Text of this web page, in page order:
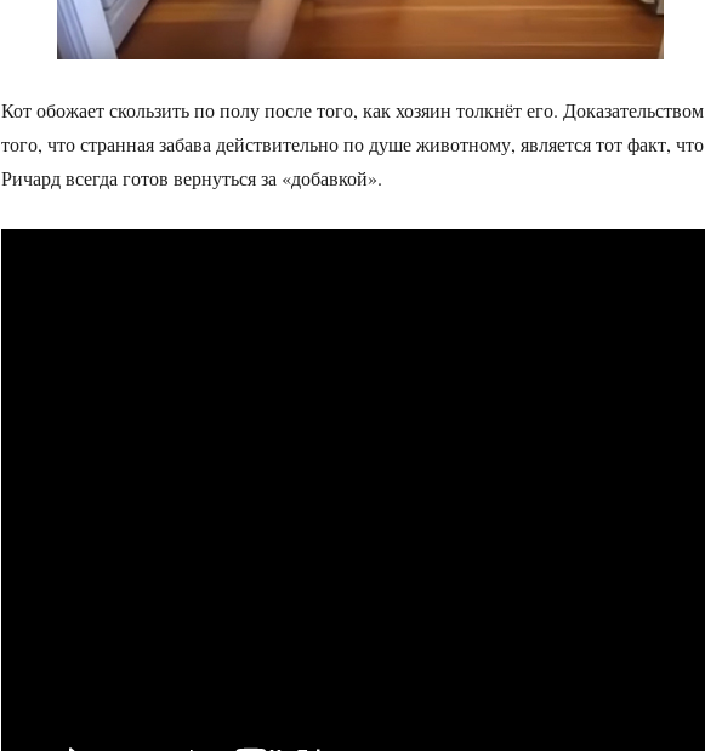
Кот обожает скользить по полу после того, как хозяин толкнёт его. Доказательством
того, что странная забава действительно по душе животному, является тот факт, что
Ричард всегда готов вернуться за «добавкой».